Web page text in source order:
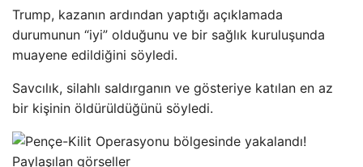
Trump, kazanın ardından yaptığı açıklamada
durumunun “iyi” olduğunu ve bir sağlık kuruluşunda
muayene edildiğini söyledi.
Savcılık, silahlı saldırganın ve gösteriye katılan en az
bir kişinin öldürüldüğünü söyledi.